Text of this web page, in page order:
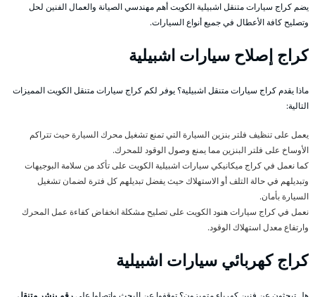
يضم كراج سيارات متنقل اشبيلية الكويت أهم مهندسي الصيانة والعمال الفنين لحل
وتصليح كافة الأعطال في جميع أنواع السيارات.
كراج إصلاح سيارات اشبيلية
ماذا يقدم كراج سيارات متنقل اشبيلية؟ يوفر لكم كراج سيارات متنقل الكويت المميزات
التالية:
يعمل على تنظيف فلتر بنزين السيارة التي تمنع تشغيل محرك السيارة حيث تتراكم
الأوساخ على فلتر البنزين مما يمنع وصول الوقود للمحرك.
كما نعمل في كراج ميكانيكي سيارات اشبيلية الكويت على تأكد من سلامة البوجيهات
وتبديلهم في حالة التلف أو الاستهلاك حيث يفضل تبديلهم كل فترة لضمان تشغيل
السيارة بأمان.
نعمل في كراج سيارات هنود الكويت على تصليح مشكلة انخفاض كفاءة عمل المحرك
وارتفاع معدل استهلاك الوقود.
كراج كهربائي سيارات اشبيلية